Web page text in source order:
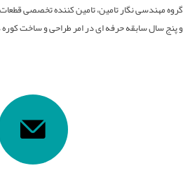
گروه مهندسی نگار تامین، تامین کننده تخصصی
و پنج سال سابقه حرفه ای در امر طراحی و ساخت